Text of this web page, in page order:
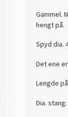
Gammel.
hengt på.
Spyd dia.
Det ene
Lengde
Dia.